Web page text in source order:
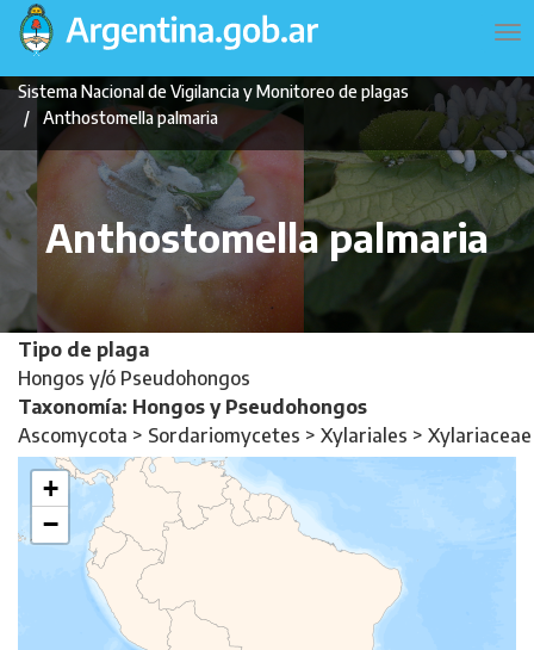
Pasar
contenido
principal
Navegación
principal
Sistema Nacional de Vigilancia y Monitoreo de plagas
Anthostomella palmaria
Anthostomella palmaria
Tipo de plaga
Hongos y/ó Pseudohongos
Taxonomía: Hongos y Pseudohongos
Ascomycota > Sordariomycetes > Xylariales > Xylariaceae
+
−